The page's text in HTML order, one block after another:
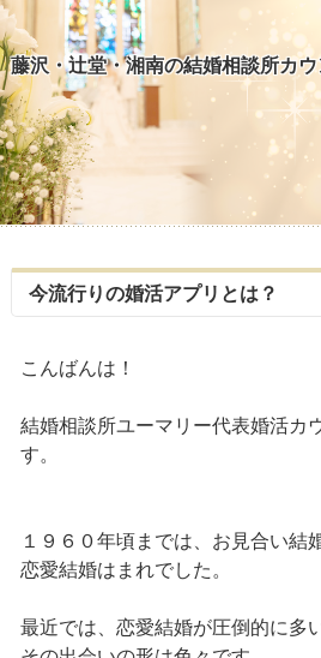
藤沢・辻堂・湘南の結婚相談所カ
今流行りの婚活アプリとは？
こんばんは！
結婚相談所ユーマリー代表婚活カ
す。
１９６０年頃までは、お見合い結
恋愛結婚はまれでした。
最近では、恋愛結婚が圧倒的に多